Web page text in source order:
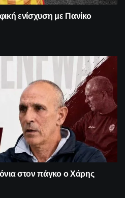
ενίσχυση με Πανίκο
στον πάγκο ο Χάρης